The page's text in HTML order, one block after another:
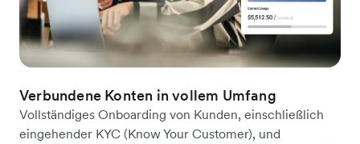
Verbundene Konten in vollem Umfang
Vollständiges Onboarding von Kunden, einschließlich
eingehender KYC (Know Your Customer), und